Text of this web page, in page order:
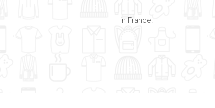
in France.